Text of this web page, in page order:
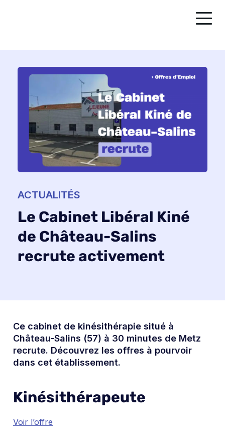
ACTUALITÉS
Le Cabinet Libéral Kiné
de Château-Salins
recrute activement
Ce cabinet de kinésithérapie situé à
Château-Salins (57) à 30 minutes de Metz
recrute. Découvrez les offres à pourvoir
dans cet établissement.
Kinésithérapeute
Voir l’offre